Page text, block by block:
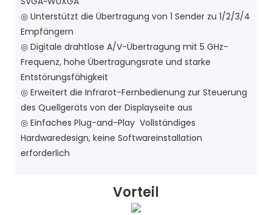
◎ Unterstützt die Übertragung von 1 Sender zu 1/2/3/4
Empfängern
◎ Digitale drahtlose A/V-Übertragung mit 5 GHz-
Frequenz, hohe Übertragungsrate und starke
Entstörungsfähigkeit
◎ Erweitert die Infrarot-Fernbedienung zur Steuerung
des Quellgeräts von der Displayseite aus
◎ Einfaches Plug-and-Play Vollständiges
Hardwaredesign, keine Softwareinstallation
erforderlich
Vorteil